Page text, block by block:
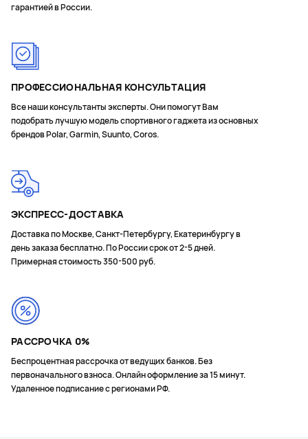
гарантией в России.
ПРОФЕССИОНАЛЬНАЯ КОНСУЛЬТАЦИЯ
Все наши консультанты эксперты. Они помогут Вам
подобрать лучшую модель спортивного гаджета из основных
брендов Polar, Garmin, Suunto, Coros.
ЭКСПРЕСС-ДОСТАВКА
Доставка по Москве, Санкт-Петербургу, Екатеринбургу в
день заказа бесплатно. По России срок от 2-5 дней.
Примерная стоимость 350-500 руб.
РАССРОЧКА 0%
Беспроцентная рассрочка от ведущих банков. Без
первоначального взноса. Онлайн оформление за 15 минут.
Удаленное подписание с регионами РФ.